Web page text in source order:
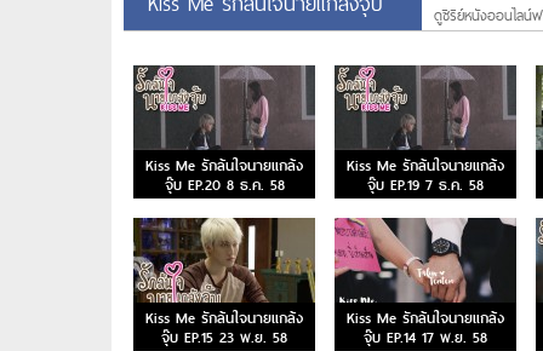
ดูซีรีย์หนังออนไลน์
Kiss Me รักล้นใจนายแกล้ง
จุ๊บ EP.20 8 ธ.ค. 58
Kiss Me รักล้นใจนายแกล้ง
จุ๊บ EP.19 7 ธ.ค. 58
Kiss Me รักล้นใจนายแกล้ง
จุ๊บ EP.15 23 พ.ย. 58
Kiss Me รักล้นใจนายแกล้ง
จุ๊บ EP.14 17 พ.ย. 58